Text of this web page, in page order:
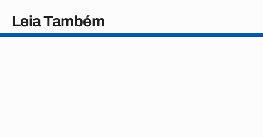
Leia Também